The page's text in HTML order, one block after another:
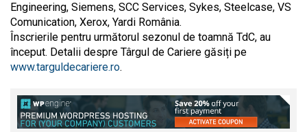
Engineering, Siemens, SCC Services, Sykes, Steelcase, VS
Comunication, Xerox, Yardi România.
Înscrierile pentru următorul sezonul de toamnă TdC, au
început. Detalii despre Târgul de Cariere găsiți pe
www.targuldecariere.ro.